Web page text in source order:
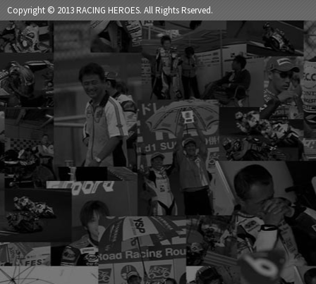
Copyright © 2013 RACING HEROES. All Rights Rserved.